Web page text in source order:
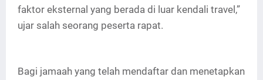
faktor eksternal yang berada di luar kendali travel,”
ujar salah seorang peserta rapat.
Bagi jamaah yang telah mendaftar dan menetapkan